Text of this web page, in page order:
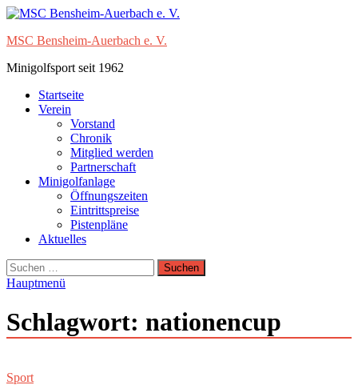
Zum
springen
MSC Bensheim-Auerbach e. V.
Minigolfsport seit 1962
Startseite
Verein
Vorstand
Chronik
Mitglied werden
Partnerschaft
Minigolfanlage
Öffnungszeiten
Eintrittspreise
Pistenpläne
Aktuelles
Suchen
nach:
Hauptmenü
Schlagwort: nationencup
Sport